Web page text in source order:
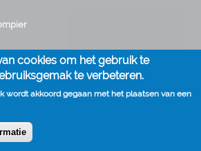
cookies om het gebruik te
te verbeteren.
wordt akkoord gegaan met het plaatsen van een